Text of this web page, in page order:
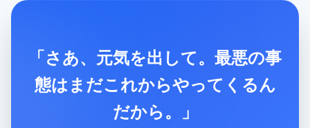
「さあ、元気を出して。最悪の事
態はまだこれからやってくるん
だから。」